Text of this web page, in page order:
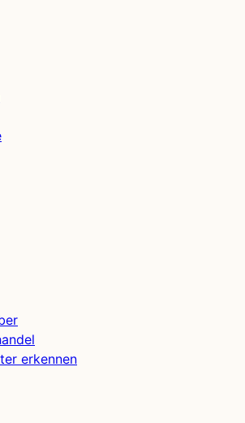
erkennen